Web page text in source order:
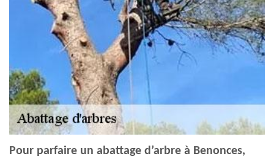
Pour parfaire un abattage d’arbre à Benonces,